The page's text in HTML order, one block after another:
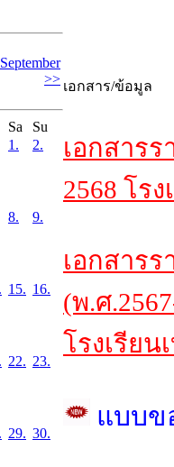
September
>>
Sa
Su
1.
2.
8. 9.
15. 16.
22. 23.
29. 30.
เอกสาร/ข้อมูล
เอกสาร
2568 โร
เอกสาร
(พ.ศ
โรงเรีย
แบบข